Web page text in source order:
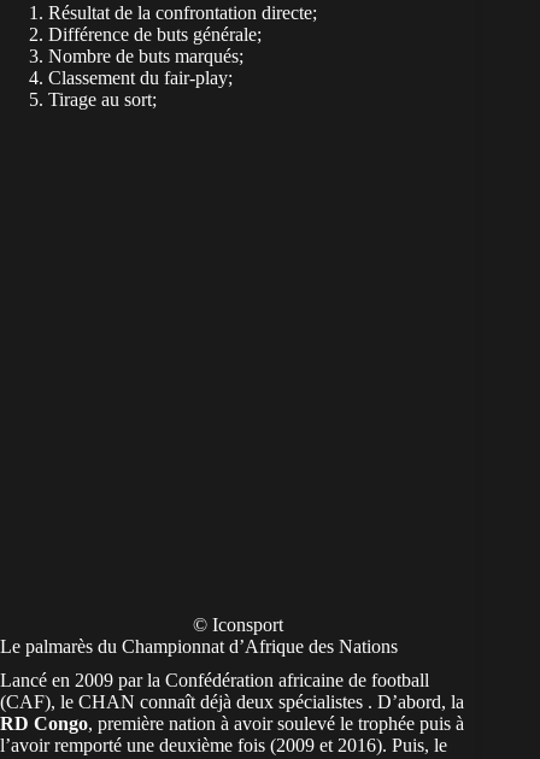
Résultat de la confrontation directe;
Différence de buts générale;
Nombre de buts marqués;
Classement du fair-play;
Tirage au sort;
© Iconsport
Le palmarès du Championnat d’Afrique des Nations
Lancé en 2009 par la Confédération africaine de football
(CAF), le CHAN connaît déjà deux spécialistes . D’abord, la
RD Congo, première nation à avoir soulevé le trophée puis à
l’avoir remporté une deuxième fois (2009 et 2016). Puis, le